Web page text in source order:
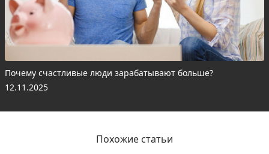
Почему счастливые люди зарабатывают больше?
12.11.2025
Похожие статьи